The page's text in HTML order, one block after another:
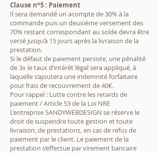
Clause n°5 : Paiement
Il sera demandé un acompte de 30% à la
commande puis un deuxième versement des
70% restant correspondant au solde devra être
versé jusqu’à 15 jours après la livraison de la
prestation.
Si le défaut de paiement persiste, une pénalité
de 3x le taux d’intérêt légal sera appliqué, à
laquelle s’ajoutera une indemnité forfaitaire
pour frais de recouvrement de 40€.
Pour rappel : Lutte contre les retards de
paiement / Article 53 de la Loi NRE
L’entreprise SANDYWEBDESIGN se réserve le
droit de suspendre toute gestion et toute
livraison, de prestations, en cas de refus de
paiement par le client. Le paiement de la
prestation s’effectue par virement bancaire